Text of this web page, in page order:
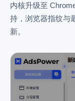
内核升级至
持，浏览器指纹与
新。